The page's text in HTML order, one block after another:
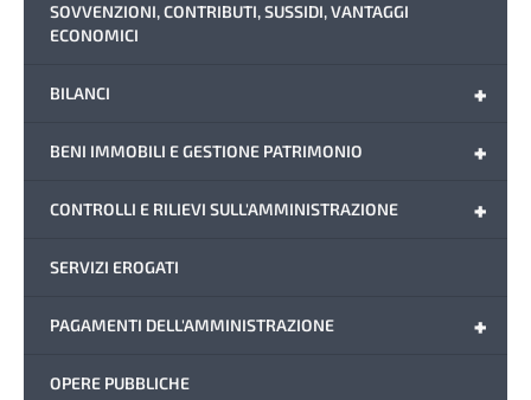
SOVVENZIONI, CONTRIBUTI, SUSSIDI, VANTAGGI
ECONOMICI
+
BILANCI
+
BENI IMMOBILI E GESTIONE PATRIMONIO
+
CONTROLLI E RILIEVI SULL'AMMINISTRAZIONE
SERVIZI EROGATI
+
PAGAMENTI DELL'AMMINISTRAZIONE
OPERE PUBBLICHE